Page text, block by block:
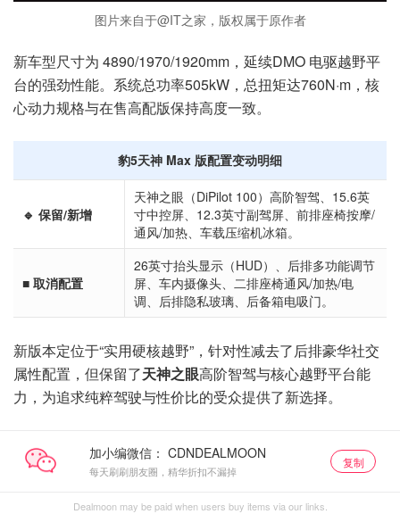
图片来自于@IT之家，版权属于原作者
新车型尺寸为 4890/1970/1920mm，延续DMO 电驱越野平
台的强劲性能。系统总功率505kW，总扭矩达760N·m，核
心动力规格与在售高配版保持高度一致。
豹5天神 Max 版配置变动明细
🔹 保留/新增
天神之眼（DiPilot 100）高阶智驾、15.6英
寸中控屏、12.3英寸副驾屏、前排座椅按摩/
通风/加热、车载压缩机冰箱。
■ 取消配置
26英寸抬头显示（HUD）、后排多功能调节
屏、车内摄像头、二排座椅通风/加热/电
调、后排隐私玻璃、后备箱电吸门。
新版本定位于“实用硬核越野”，针对性减去了后排豪华社交
属性配置，但保留了天神之眼高阶智驾与核心越野平台能
力，为追求纯粹驾驶与性价比的受众提供了新选择。
加小编微信：
每天刷刷朋友圈，精华折扣不漏掉
复制
Dealmoon may be paid when users buy items via our links.